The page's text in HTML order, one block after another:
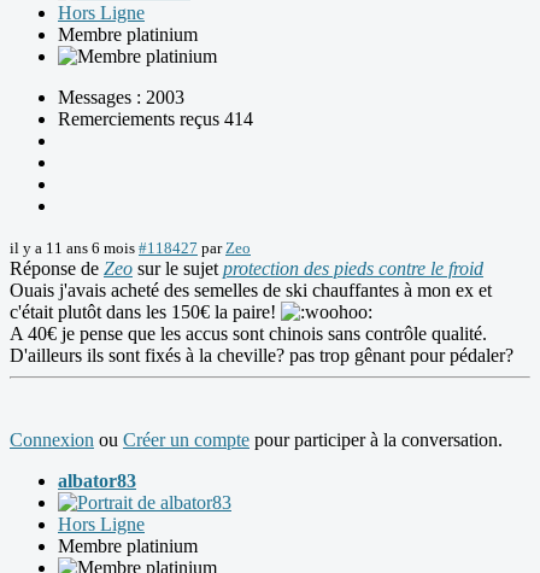
Hors Ligne
Membre platinium
Messages : 2003
Remerciements reçus 414
il y a 11 ans 6 mois #118427 par Zeo
Réponse de Zeo sur le sujet protection des pieds contre le froid
Ouais j'avais acheté des semelles de ski chauffantes à mon ex et
c'était plutôt dans les 150€ la paire!
A 40€ je pense que les accus sont chinois sans contrôle qualité.
D'ailleurs ils sont fixés à la cheville? pas trop gênant pour pédaler?
Connexion ou Créer un compte pour participer à la conversation.
albator83
Hors Ligne
Membre platinium